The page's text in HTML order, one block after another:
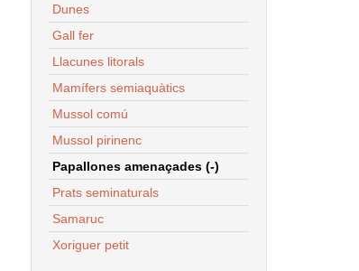
Dunes
Gall fer
Llacunes litorals
Mamífers semiaquàtics
Mussol comú
Mussol pirinenc
Papallones amenaçades (-)
Prats seminaturals
Samaruc
Xoriguer petit